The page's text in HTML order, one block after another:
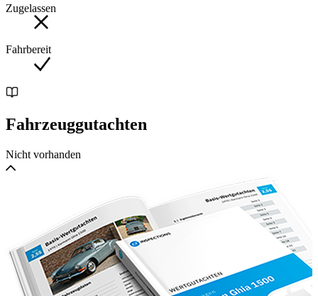
Deutsche Fahrzeugpapiere, Mappe mit Restaurationsfotos,
diverse Rechnungen und Kopien der technischen
Dieses Auto stammt letztes aus einer großen deutschen
Sammlung.
Zugelassen
Fahrbereit
Fahrzeuggutachten
Nicht vorhanden